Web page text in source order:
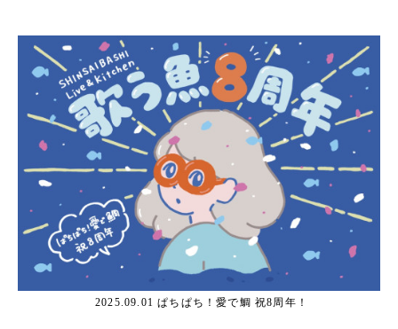
2025.09.01 ぱちぱち！愛で鯛 祝8周年！